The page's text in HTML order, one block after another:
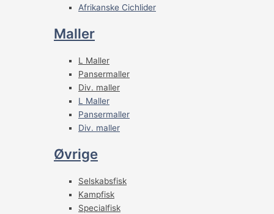
Afrikanske Cichlider
Maller
L Maller
Pansermaller
Div. maller
L Maller
Pansermaller
Div. maller
Øvrige
Selskabsfisk
Kampfisk
Specialfisk